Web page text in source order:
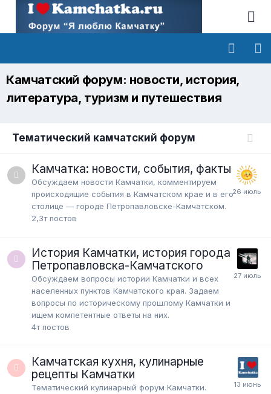
Камчатский форум: новости, история,
литература, туризм и путешествия
Тематический камчатский форум
Камчатка: новости, события, факты
Обсуждаем новости Камчатки, комментируем
происходящие события в Камчатском крае и в его
столице — городе Петропавловске-Камчатском.
2,3т постов
История Камчатки, история города
Петропавловска-Камчатского
Обсуждаем вопросы истории Камчатки и всех
населенных пунктов Камчатского края. Задаем
вопросы по историческому прошлому Камчатки и
ищем компетентные ответы на них.
4т постов
Камчатская кухня, кулинарные
рецепты Камчатки
Тематический кулинарный форум Камчатки.